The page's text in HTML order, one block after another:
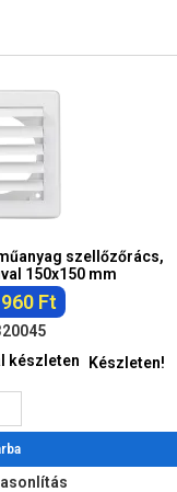
szellőzőrács,
150x150 mm
Ft
Készleten!